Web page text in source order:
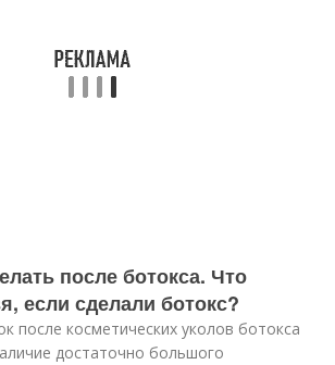
после ботокса. Что
если сделали ботокс?
после косметических уколов ботокса
достаточно большого